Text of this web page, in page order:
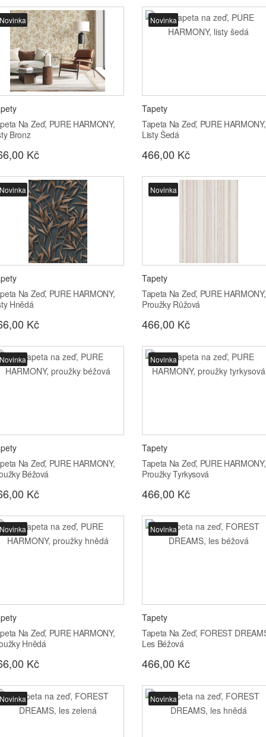
Na Zeď, PURE HARMONY,
Bronz
Kč
Novinka
Tapety
Tapeta Na Zeď, PURE HARMONY,
Listy Šedá
466,00 Kč
Na Zeď, PURE HARMONY,
Hnědá
Kč
Novinka
Tapety
Tapeta Na Zeď, PURE HARMONY,
Proužky Růžová
466,00 Kč
Na Zeď, PURE HARMONY,
Béžová
Kč
Novinka
Tapety
Tapeta Na Zeď, PURE HARMONY,
Proužky Tyrkysová
466,00 Kč
Na Zeď, PURE HARMONY,
Hnědá
Kč
Novinka
Tapety
Tapeta Na Zeď, FOREST
Les Béžová
466,00 Kč
Novinka